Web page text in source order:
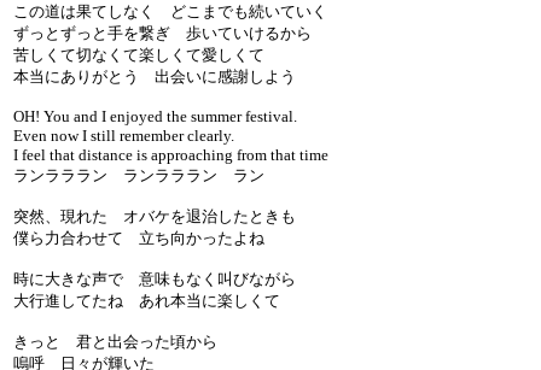
この道は果てしなく どこまでも続いていく
ずっとずっと手を繋ぎ 歩いていけるから
苦しくて切なくて楽しくて愛しくて
本当にありがとう 出会いに感謝しよう
OH! You and I enjoyed the summer festival.
Even now I still remember clearly.
I feel that distance is approaching from that time
ランラララン ランラララン ラン
突然、現れた オバケを退治したときも
僕ら力合わせて 立ち向かったよね
時に大きな声で 意味もなく叫びながら
大行進してたね あれ本当に楽しくて
きっと 君と出会った頃から
嗚呼 日々が輝いた